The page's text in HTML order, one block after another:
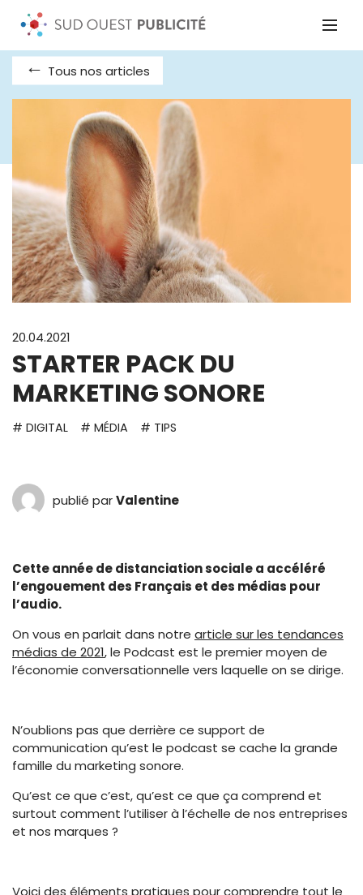
Tous nos articles
20.04.2021
STARTER PACK DU
MARKETING SONORE
# DIGITAL # MÉDIA # TIPS
publié parValentine
Cette année de distanciation sociale a accéléré
l’engouement des Français et des médias pour
l’audio.
On vous en parlait dans notre article sur les tendances
médias de 2021, le Podcast est le premier moyen de
l’économie conversationnelle vers laquelle on se dirige.
N’oublions pas que derrière ce support de
communication qu’est le podcast se cache la grande
famille du marketing sonore.
Qu’est ce que c’est, qu’est ce que ça comprend et
surtout comment l’utiliser à l’échelle de nos entreprises
et nos marques ?
Voici des éléments pratiques pour comprendre tout le